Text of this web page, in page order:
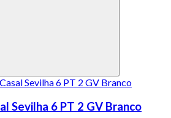
Sevilha 6 PT 2 GV Branco